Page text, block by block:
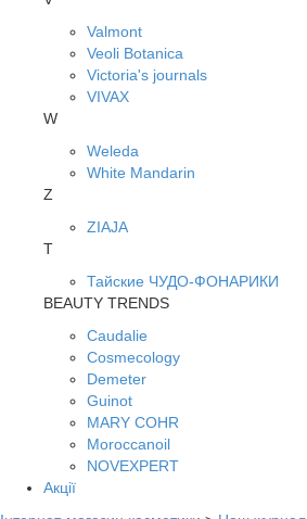
Valmont
Veoli Botanica
Victoria's journals
VIVAX
W
Weleda
White Mandarin
Z
ZIAJA
Т
Тайские ЧУДО-ФОНАРИКИ
BEAUTY TRENDS
Caudalie
Cosmecology
Demeter
Guinot
MARY COHR
Moroccanoil
NOVEXPERT
Акції